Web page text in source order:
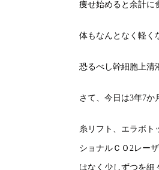
痩せ始めると余計に
体もなんとなく軽く
恐るべし幹細胞上清
さて、今日は3年7か
糸リフト、エラボト
ショナルＣＯ2レー
はなく少しずつを細